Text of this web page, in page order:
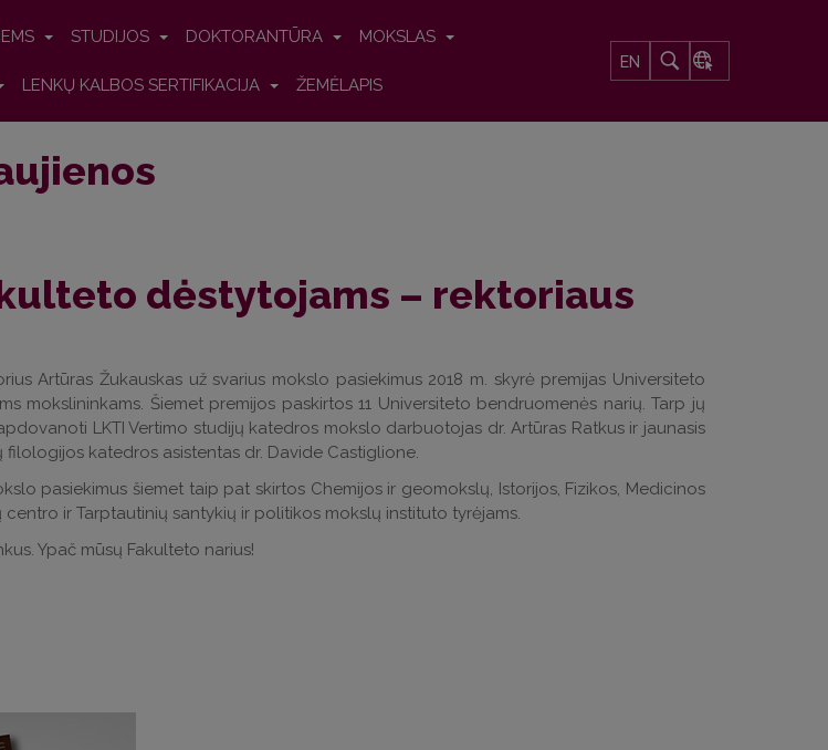
STUDIJOS DOKTORANTŪRA MOKSLAS
LENKŲ KALBOS SERTIFIKACIJA ŽEMĖLAPIS
EN
dėstytojams – rektoriaus
Artūras Žukauskas už svarius mokslo pasiekimus 2018 m. skyrė premijas Universiteto
mokslininkams. Šiemet premijos paskirtos 11 Universiteto bendruomenės narių. Tarp jų
LKTI Vertimo studijų katedros mokslo darbuotojas dr. Artūras Ratkus ir jaunasis
filologijos katedros asistentas dr. Davide Castiglione.
pasiekimus šiemet taip pat skirtos Chemijos ir geomokslų, Istorijos, Fizikos, Medicinos
ir Tarptautinių santykių ir politikos mokslų instituto tyrėjams.
Ypač mūsų Fakulteto narius!